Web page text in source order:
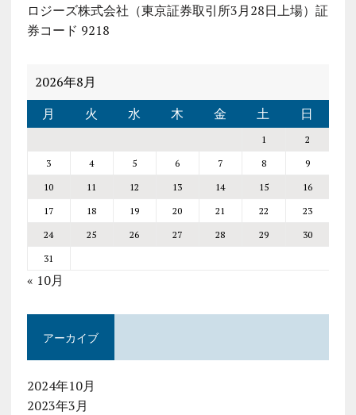
ロジーズ株式会社（東京証券取引所3月28日上場）証
券コード 9218
2026年8月
月
火 水 木 金 土 日
1
2
3
4 5 6 7 8
9
10
11 12 13 14 15
16
17
18 19 20 21 22
23
24
25 26 27 28 29
30
31
« 10月
アーカイブ
2024年10月
2023年3月